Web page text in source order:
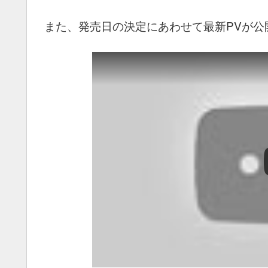
また、発売日の決定にあわせて最新PVが